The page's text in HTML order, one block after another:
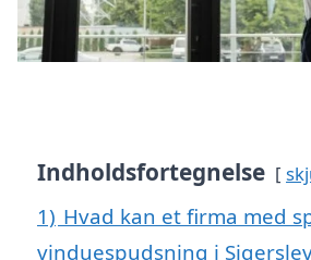
Indholdsfortegnelse
1) Hvad kan et firma med
vinduespudsning i